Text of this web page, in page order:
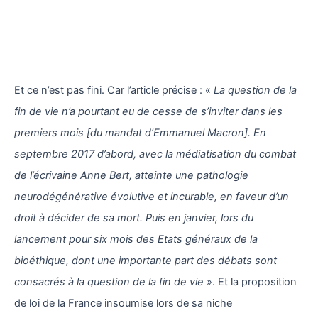
Et ce n’est pas fini. Car l’article précise : « La question de la
fin de vie n’a pourtant eu de cesse de s’inviter dans les
premiers mois [du mandat d’Emmanuel Macron]. En
septembre 2017 d’abord, avec la médiatisation du combat
de l’écrivaine Anne Bert, atteinte une pathologie
neurodégénérative évolutive et incurable, en faveur d’un
droit à décider de sa mort. Puis en janvier, lors du
lancement pour six mois des Etats généraux de la
bioéthique, dont une importante part des débats sont
consacrés à la question de la fin de vie ». Et la proposition
de loi de la France insoumise lors de sa niche